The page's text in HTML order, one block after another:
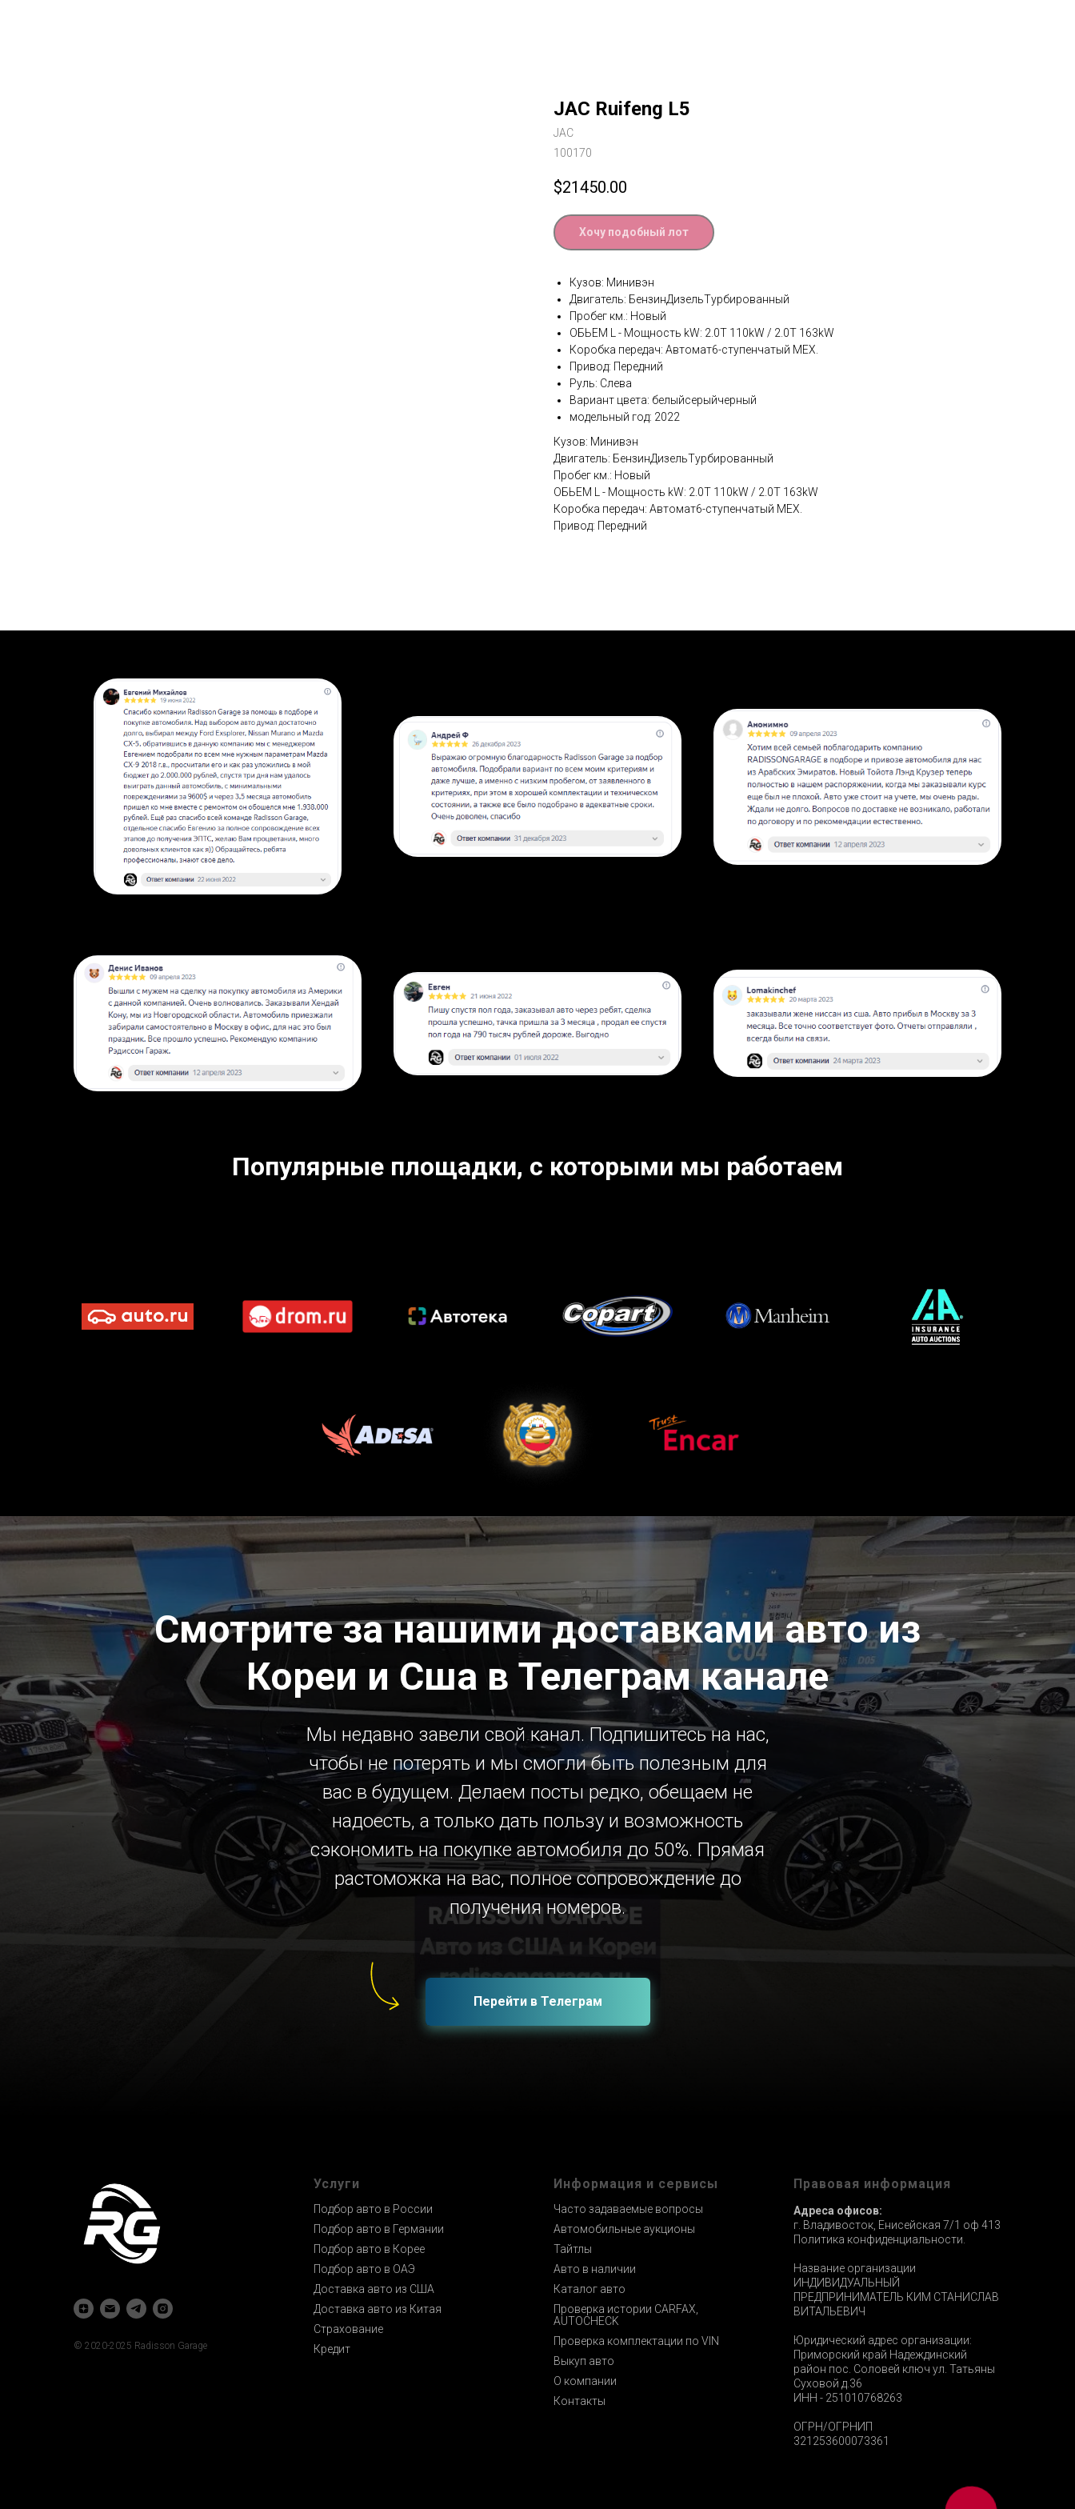
JAC Ruifeng L5
JAC
100170
$21450.00
Хочу подобный лот
Кузов: Минивэн
Двигатель: БензинДизельТурбированный
Пробег км.: Новый
ОБЬЕМ L - Мощность kW: 2.0T 110kW / 2.0T 163kW
Коробка передач: Автомат6-ступенчатый MЕХ.
Привод: Передний
Руль: Слева
Вариант цвета: белыйсерыйчерный
модельный год: 2022
Кузов: Минивэн
Двигатель: БензинДизельТурбированный
Пробег км.: Новый
ОБЬЕМ L - Мощность kW: 2.0T 110kW / 2.0T 163kW
Коробка передач: Автомат6-ступенчатый MЕХ.
Привод: Передний
Популярные площадки, с которыми мы работаем
Смотрите за нашими доставками авто из
Кореи и Сша в Телеграм канале
Мы недавно завели свой канал. Подпишитесь на нас,
чтобы не потерять и мы смогли быть полезным для
вас в будущем. Делаем посты редко, обещаем не
надоесть, а только дать пользу и возможность
сэкономить на покупке автомобиля до 50%. Прямая
растоможка на вас, полное сопровождение до
получения номеров.
Перейти в Телеграм
© 2020-2025 Radisson Garage
Услуги
Подбор авто в России
Подбор авто в Германии
Подбор авто в Корее
Подбор авто в ОАЭ
Доставка авто из США
Доставка авто из Китая
Страхование
Кредит
Информация и сервисы
Часто задаваемые вопросы
Автомобильные аукционы
Тайтлы
Авто в наличии
Каталог авто
Проверка истории CARFAX,
AUTOCHECK
Проверка комплектации по VIN
Выкуп авто
О компании
Контакты
Правовая информация
Адреса офисов:
г. Владивосток, Енисейская 7/1 оф 413
Политика конфиденциальности.
Название организации
ИНДИВИДУАЛЬНЫЙ
ПРЕДПРИНИМАТЕЛЬ КИМ СТАНИСЛАВ
ВИТАЛЬЕВИЧ
Юридический адрес организации:
Приморский край Надеждинский
район пос. Соловей ключ ул. Татьяны
Суховой д.36
ИНН - 251010768263
ОГРН/ОГРНИП
321253600073361